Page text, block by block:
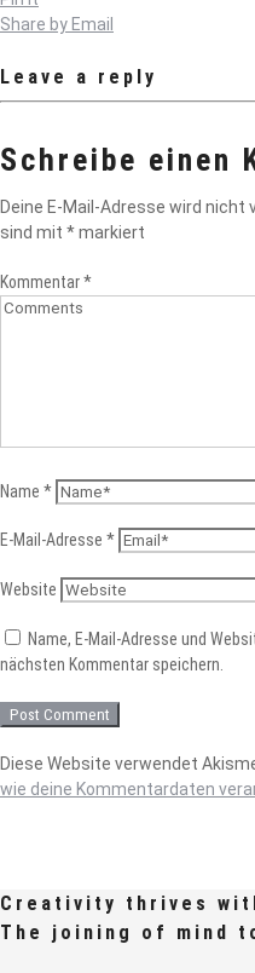
Share by Email
Leave a reply
Schreibe einen
Deine E-Mail-Adresse wird
sind mit *markiert
Kommentar*
Name *
E-Mail-Adresse *
Website
Name, E-Mail-Adresse und
nächsten Kommentar speichern.
Diese Website verwendet
wie deine Kommentardaten
Creativity thrives
The joining of mind